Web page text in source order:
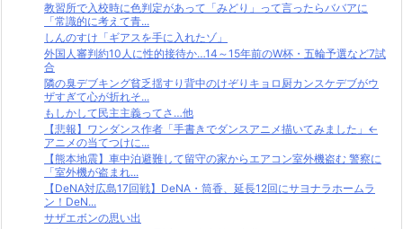
教習所で入校時に色判定があって「みどり」って言ったらババアに
「常識的に考えて青...
しんのすけ「ギアスを手に入れたゾ」
外国人審判約10人に性的接待か…14～15年前のW杯・五輪予選など7試
合
隣の臭デブキング貧乏揺すり背中のけぞりキョロ厨カンスケデブがウ
ザすぎて心が折れそ...
もしかして民主主義ってさ…他
【悲報】ワンダンス作者「手書きでダンスアニメ描いてみました」←
アニメの当てつけに...
【熊本地震】車中泊避難して留守の家からエアコン室外機盗む 警察に
「室外機が盗まれ...
【DeNA対広島17回戦】DeNA・筒香、延長12回にサヨナラホームラ
ン！DeN...
サザエボンの思い出